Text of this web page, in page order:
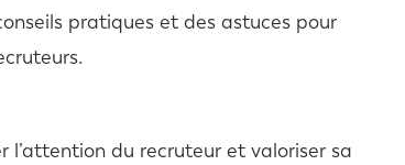
pratiques et des astuces pour
du recruteur et valoriser sa